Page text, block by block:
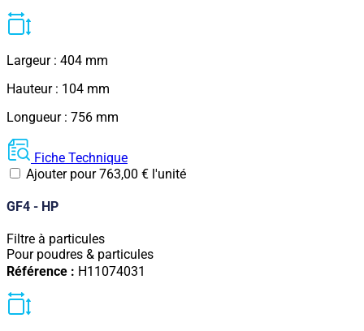
Largeur : 404 mm
Hauteur : 104 mm
Longueur : 756 mm
Fiche Technique
Ajouter pour763,00 € l'unité
GF4 - HP
Filtre à particules
Pour poudres & particules
Référence : H11074031